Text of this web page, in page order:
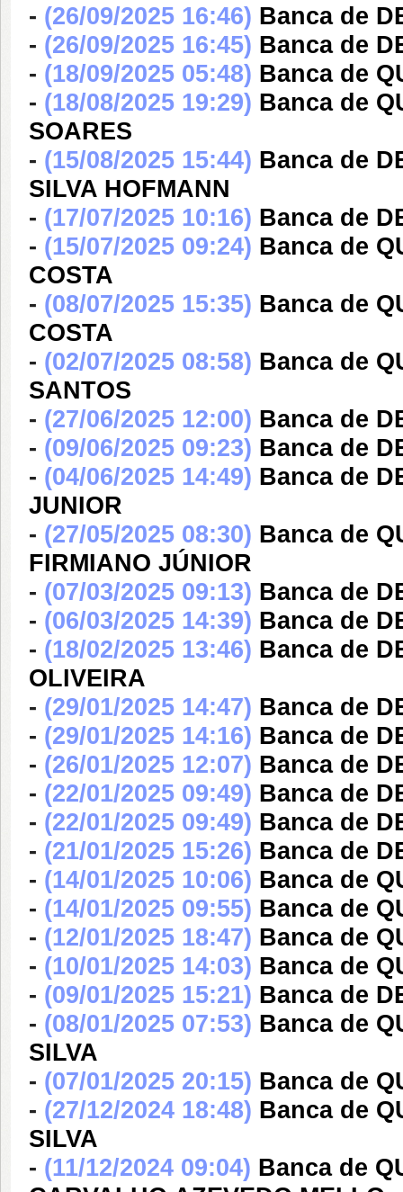
- (26/09/2025 16:46) Banca de
- (26/09/2025 16:45) Banca de
- (18/09/2025 05:48) Banca de
- (18/08/2025 19:29) Banca de
SOARES
- (15/08/2025 15:44) Banca de
SILVA HOFMANN
- (17/07/2025 10:16) Banca de
- (15/07/2025 09:24) Banca de
COSTA
- (08/07/2025 15:35) Banca de
COSTA
- (02/07/2025 08:58) Banca de
SANTOS
- (27/06/2025 12:00) Banca de
- (09/06/2025 09:23) Banca de
- (04/06/2025 14:49) Banca de
JUNIOR
- (27/05/2025 08:30) Banca de
FIRMIANO JÚNIOR
- (07/03/2025 09:13) Banca de
- (06/03/2025 14:39) Banca de
- (18/02/2025 13:46) Banca de
OLIVEIRA
- (29/01/2025 14:47) Banca de
- (29/01/2025 14:16) Banca de
- (26/01/2025 12:07) Banca de
- (22/01/2025 09:49) Banca de
- (22/01/2025 09:49) Banca de
- (21/01/2025 15:26) Banca de
- (14/01/2025 10:06) Banca de
- (14/01/2025 09:55) Banca de
- (12/01/2025 18:47) Banca de
- (10/01/2025 14:03) Banca de
- (09/01/2025 15:21) Banca de
- (08/01/2025 07:53) Banca de
SILVA
- (07/01/2025 20:15) Banca de
- (27/12/2024 18:48) Banca de
SILVA
- (11/12/2024 09:04) Banca de